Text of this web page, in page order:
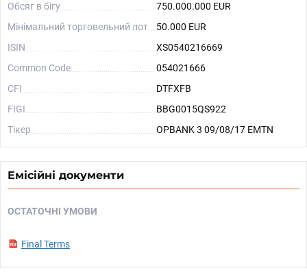
Обсяг в бігу
750.000.000 EUR
Мінімальний торговельний лот
50.000 EUR
ISIN
XS0540216669
Common Code
054021666
CFI
DTFXFB
FIGI
BBG0015QS922
Тікер
OPBANK 3 09/08/17 EMTN
Емісійні документи
ОСТАТОЧНІ УМОВИ
Final Terms